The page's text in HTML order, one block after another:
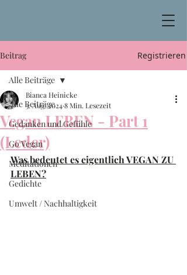
Beitrag Registrieren
Alle Beiträge
Gedanken und Gefühle
Go Vegan
Meditationen
Gedichte
Umwelt / Nachhaltigkeit
Alle Beiträge
Vegan LEBEN - Part 1
(Leder)
Bianca Heinicke
3. Aug. 20248 Min. Lesezeit
Was bedeutet es eigentlich VEGAN ZU
LEBEN?